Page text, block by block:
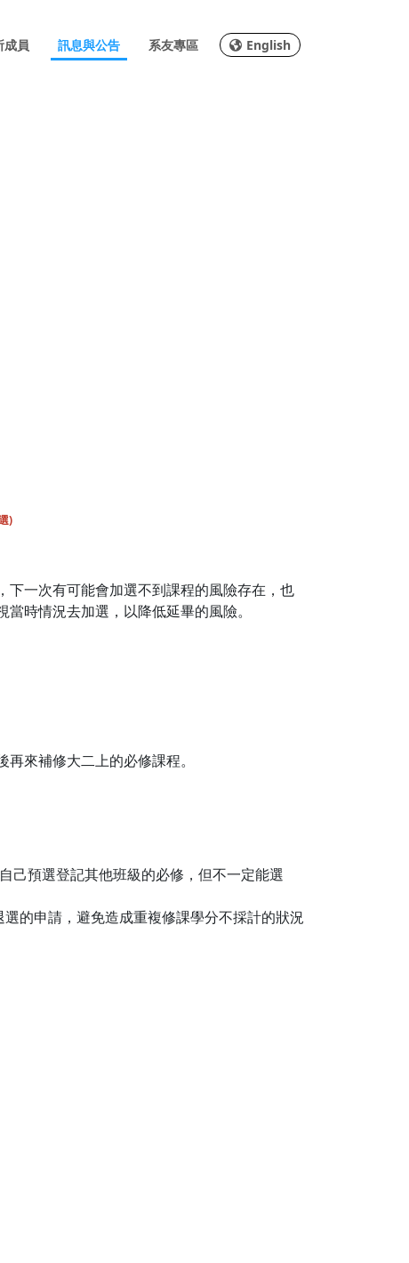
成員 訊息與公告 系友專區 English
)
一次有可能會加選不到課程的風險存在，也
時情況去加選，以降低延畢的風險。
來補修大二上的必修課程。
己預選登記其他班級的必修，但不一定能選
的申請，避免造成重複修課學分不採計的狀況